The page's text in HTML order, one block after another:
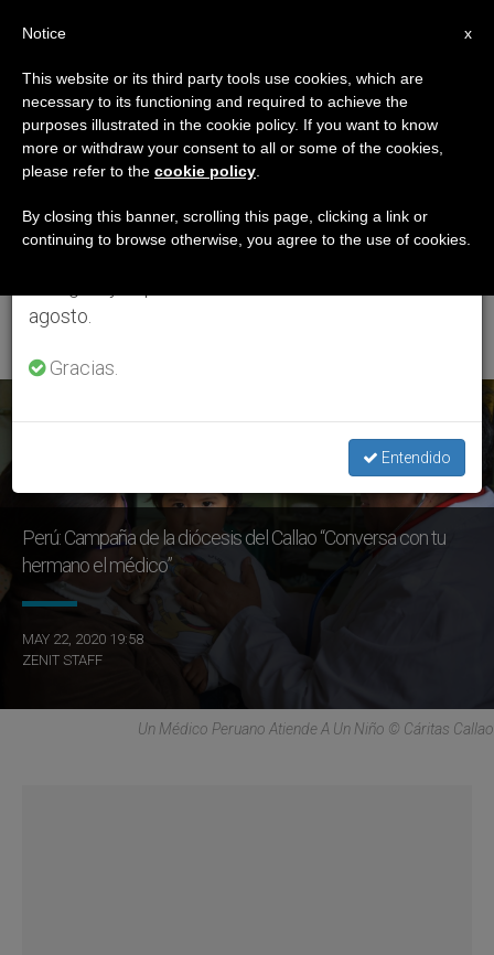
ETIQUETA
Posts Tagged
‘Comisión Diocesana
De Pastoral De La
Perú: Campaña de la diócesis del Callao “Conversa con tu
hermano el médico”
MAY 22, 2020 19:58
ZENIT STAFF
Un Médico Peruano Atiende A Un Niño © Cáritas Callao
×
Aviso importante
Del 27 de julio al 7 de agosto haremos la pausa
anual, aprovechando que en el periodo de verano
se generan menos informaciones y también el
agosto.
Gracias.
Entendido
x
Notice
This website or its third party tools use cookies, which are
necessary to its functioning and required to achieve the
purposes illustrated in the cookie policy. If you want to know
more or withdraw your consent to all or some of the cookies,
please refer to the cookie policy
By closing this banner, scrolling this page, clicking a link or
continuing to browse otherwise, you agree to the use of cookies.